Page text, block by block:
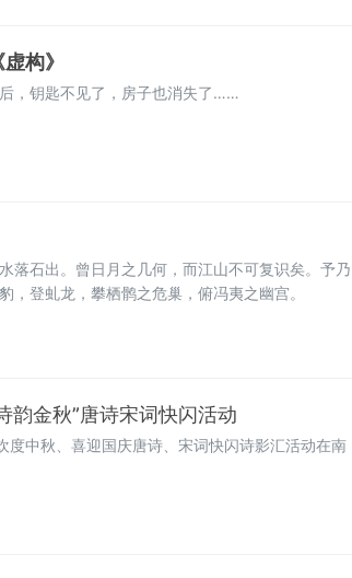
构》
，钥匙不见了，房子也消失了……
落石出。曾日月之几何，而江山不可复识矣。予乃
，登虬龙，攀栖鹘之危巢，俯冯夷之幽宫。
韵金秋”唐诗宋词快闪活动
度中秋、喜迎国庆唐诗、宋词快闪诗影汇活动在南